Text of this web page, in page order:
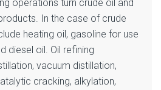
operations turn crude oil and
In the case of crude
heating oil, gasoline for use
diesel oil. Oil refining
vacuum distillation,
cracking, alkylation,